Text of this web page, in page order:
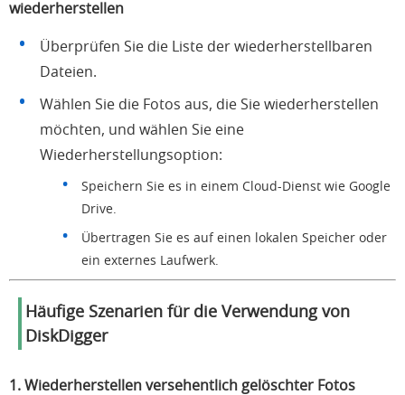
wiederherstellen
Überprüfen Sie die Liste der wiederherstellbaren
Dateien.
Wählen Sie die Fotos aus, die Sie wiederherstellen
möchten, und wählen Sie eine
Wiederherstellungsoption:
Speichern Sie es in einem Cloud-Dienst wie Google
Drive.
Übertragen Sie es auf einen lokalen Speicher oder
ein externes Laufwerk.
Häufige Szenarien für die Verwendung von
DiskDigger
1. Wiederherstellen versehentlich gelöschter Fotos